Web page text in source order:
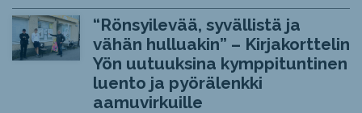
“Rönsyilevää, syvällistä ja
vähän hulluakin” – Kirjakorttelin
Yön uutuuksina kymppituntinen
luento ja pyörälenkki
aamuvirkuille